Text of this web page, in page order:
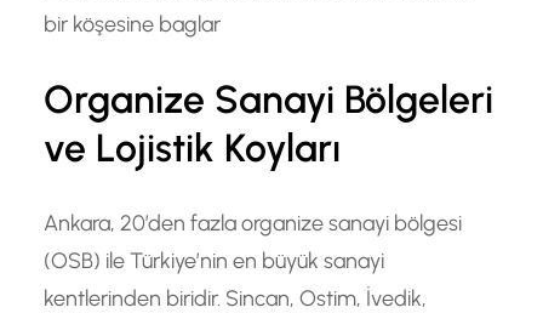
bir köşesine baglar
Organize Sanayi Bölgeleri
ve Lojistik Koyları
Ankara, 20’den fazla organize sanayi bölgesi
(OSB) ile Türkiye’nin en büyük sanayi
kentlerinden biridir. Sincan, Ostim, İvedik,